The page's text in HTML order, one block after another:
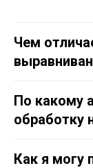
Чем
По какому
обработку
Как я могу